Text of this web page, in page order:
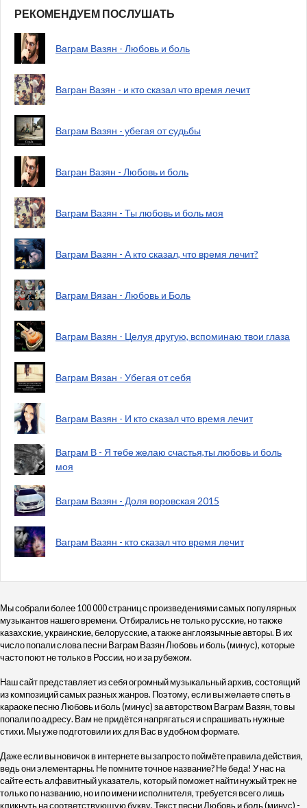
РЕКОМЕНДУЕМ ПОСЛУШАТЬ
Ваграм Вазян - Любовь и боль
Вагран Вазян - и кто сказал что время лечит
Ваграм Вазян - убегая от судьбы
Вагран Вазян - Любовь и боль
Ваграм Вазян - Ты любовь и боль моя
Ваграм Вазян - А кто сказал, что время лечит?
Ваграм Вязан - Любовь и Боль
Ваграм Вазян - Целуя другую, вспоминаю твои глаза
Ваграм Вязан - Убегая от себя
Ваграм Вазян - И кто сказал что время лечит
Ваграм В - Я тебе желаю счастья,ты любовь и боль
моя
Ваграм Вазян - Доля воровская 2015
Ваграм Вазян - кто сказал что время лечит
Мы собрали более 100 000 страниц с произведениями самых популярных
музыкантов нашего времени. Отбирались не только русские, но также
казахские, украинские, белорусские, а также англоязычные авторы. В их
число попали слова песни Ваграм Вазян Любовь и боль (минус), которые
часто поют не только в России, но и за рубежом.
Наш сайт представляет из себя огромный музыкальный архив, состоящий
из композиций самых разных жанров. Поэтому, если вы желаете спеть в
караоке песню Любовь и боль (минус) за авторством Ваграм Вазян, то вы
попали по адресу. Вам не придётся напрягаться и спрашивать нужные
стихи. Мы уже подготовили их для Вас в удобном формате.
Даже если вы новичок в интернете вы запросто поймёте правила действия,
ведь они элементарны. Не помните точное название? Не беда! У нас на
сайте есть алфавитный указатель, который поможет найти нужый трек не
только по названию, но и по имени исполнителя, требуется всего лишь
кликнуть на соответствующую букву. Текст песни Любовь и боль (минус) -